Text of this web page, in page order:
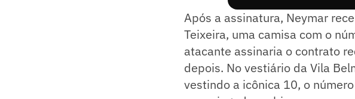
Após a assinatura, Neymar
Teixeira, uma camisa com o
atacante assinaria o contrato
depois. No vestiário da Vila
vestindo a icônica 10, o